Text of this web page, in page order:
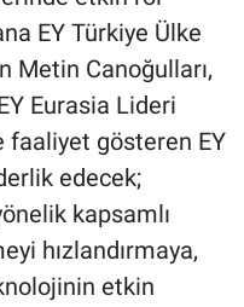
EY Türkiye Ülke
Metin Canoğulları,
Eurasia Lideri
faaliyet gösteren EY
edecek;
kapsamlı
hızlandırmaya,
etkin